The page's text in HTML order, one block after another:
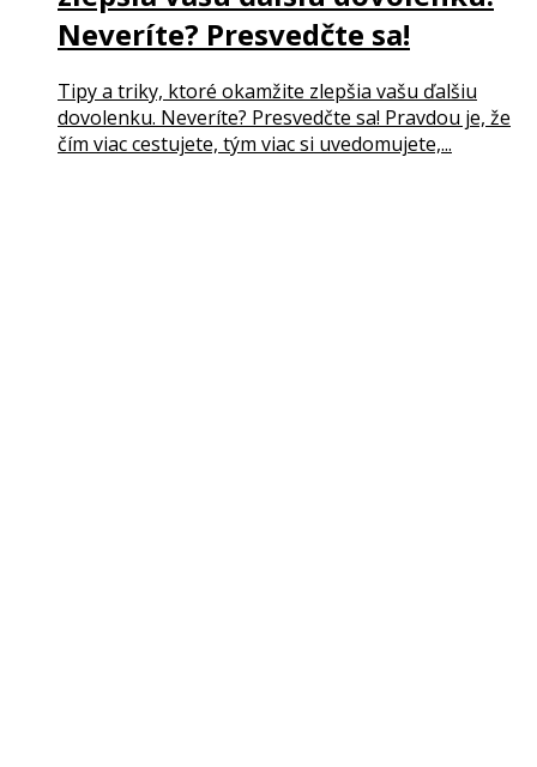
Neveríte? Presvedčte sa!
Tipy a triky, ktoré okamžite zlepšia vašu ďalšiu
dovolenku. Neveríte? Presvedčte sa! Pravdou je, že
čím viac cestujete, tým viac si uvedomujete,...